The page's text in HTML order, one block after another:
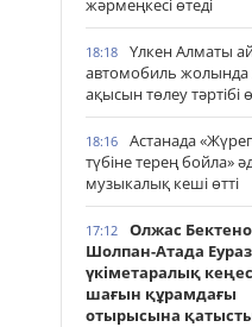
жәрмеңкесі өтеді
18:18
Үлкен Алматы
автомобиль
ақысын төлеу тәртібі
18:16
Астанада
түбіне терең бойла»
музыкалық кеші өтті
17:12
Олжас
Шолпан-Атада
үкіметаралық
шағын құрамдағы
отырысына